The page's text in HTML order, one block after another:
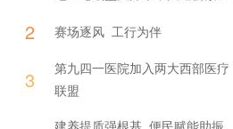
2 赛场逐风 工行为伴
3
第九四一医院加入两大西部医疗
联盟
建养提质强根基 便民赋能助振